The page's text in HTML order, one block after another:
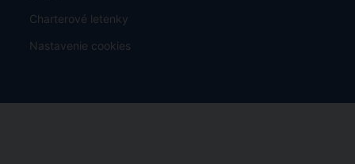
Charterové letenky
Nastavenie cookies